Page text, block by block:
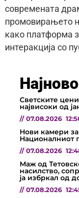
современата
промовирањето
како платформа
интеракција со
Најново
Светските
највисоки од
// 07.08.2026
Нови камери
Националниот
// 07.08.2026
Маж од
насилство,
ја избркал од
// 07.08.2026